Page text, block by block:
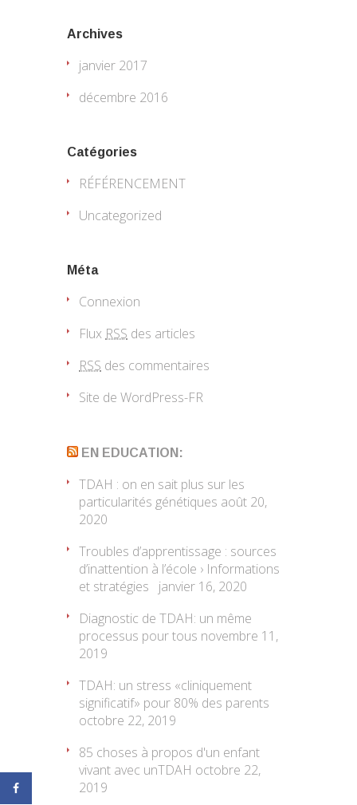
Archives
janvier 2017
décembre 2016
Catégories
RÉFÉRENCEMENT
Uncategorized
Méta
Connexion
Flux RSS des articles
RSS des commentaires
Site de WordPress-FR
EN EDUCATION:
TDAH : on en sait plus sur les
particularités génétiques août 20,
2020
Troubles d’apprentissage : sources
d’inattention à l’école › Informations
et stratégies
janvier 16, 2020
Diagnostic de TDAH: un même
processus pour tous novembre 11,
2019
TDAH: un stress «cliniquement
significatif» pour 80% des parents
octobre 22, 2019
85 choses à propos d'un enfant
vivant avec unTDAH octobre 22,
2019